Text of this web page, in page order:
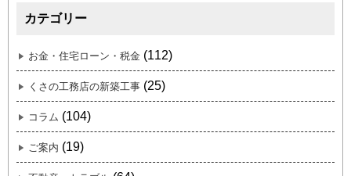
カテゴリー
お金・住宅ローン・税金 (112)
くさの工務店の新築工事 (25)
コラム (104)
ご案内 (19)